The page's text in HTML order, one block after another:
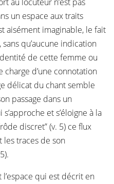
un espace aux traits
aisément imaginable, le fait
sans qu’aucune indication
de cette femme ou
charge d’une connotation
délicat du chant semble
passage dans un
et s’éloigne à la
discret” (v. 5) ce flux
les traces de son
l’espace qui est décrit en